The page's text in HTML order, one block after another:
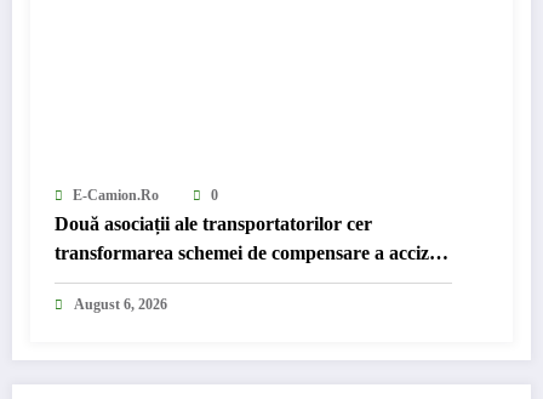
E-Camion.ro 0
Două asociații ale transportatorilor cer
transformarea schemei de compensare a accizei
în mecanism permanent
August 6, 2026